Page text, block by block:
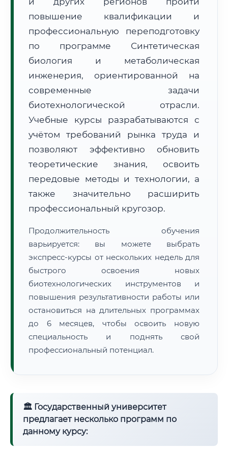
Расчет логистики оригиналов:
• Маршрут транзита:~887 км
повышение квалификации и
профессиональную переподготовку
по программе Синтетическая
биология и метаболическая
инженерия, ориентированной на
современные задачи
биотехнологической отрасли.
Учебные курсы разрабатываются с
учётом требований рынка труда и
позволяют эффективно обновить
теоретические знания, освоить
передовые методы и технологии, а
также значительно расширить
профессиональный кругозор.
Продолжительность обучения
варьируется: вы можете выбрать
экспресс-курсы от нескольких недель для
быстрого освоения новых
биотехнологических инструментов и
повышения результативности работы или
остановиться на длительных программах
до 6 месяцев, чтобы освоить новую
специальность и поднять свой
профессиональный потенциал.
🏛 Государственный университет
предлагает несколько программ по
данному курсу: